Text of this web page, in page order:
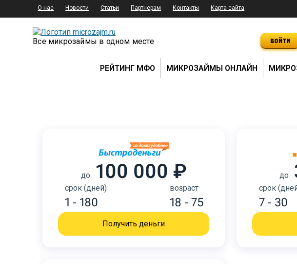
О нас Новости Статьи Партнерам Контакты Карта сайта
Все микрозаймы в одном месте войти
РЕЙТИНГ МФО МИКРОЗАЙМЫ ОНЛАЙН
до 100 000 ₽
срок (дней)
1 - 180
возраст
18 - 75
Получить деньги
до
срок
7 - 30